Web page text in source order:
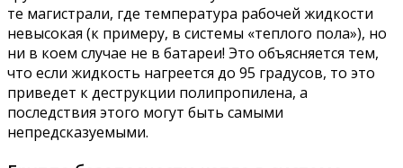
те магистрали, где температура рабочей жидкости
невысокая (к примеру, в системы «теплого пола»), но
ни в коем случае не в батареи! Это объясняется тем,
что если жидкость нагреется до 95 градусов, то это
приведет к деструкции полипропилена, а
последствия этого могут быть самыми
непредсказуемыми.